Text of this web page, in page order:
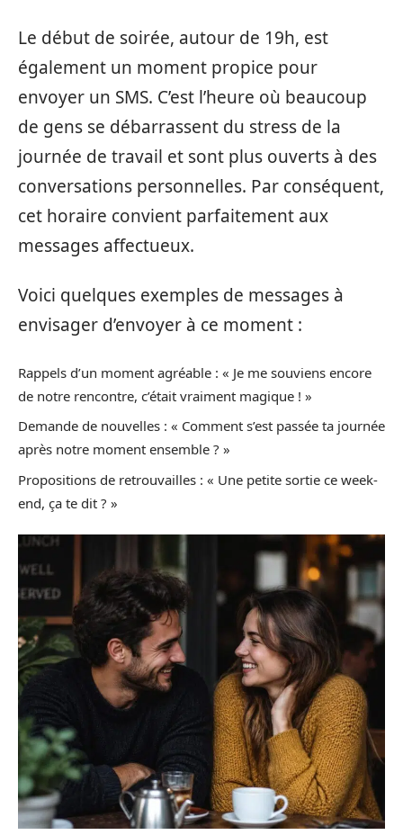
Le début de soirée, autour de 19h, est
également un moment propice pour
envoyer un SMS. C’est l’heure où beaucoup
de gens se débarrassent du stress de la
journée de travail et sont plus ouverts à des
conversations personnelles. Par conséquent,
cet horaire convient parfaitement aux
messages affectueux.
Voici quelques exemples de messages à
envisager d’envoyer à ce moment :
Rappels d’un moment agréable : « Je me souviens encore
de notre rencontre, c’était vraiment magique ! »
Demande de nouvelles : « Comment s’est passée ta journée
après notre moment ensemble ? »
Propositions de retrouvailles : « Une petite sortie ce week-
end, ça te dit ? »